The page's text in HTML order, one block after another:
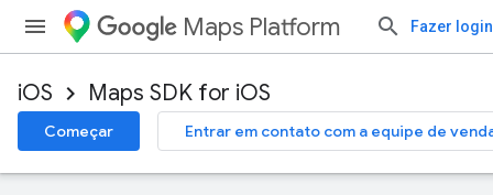
Maps Platform Fazer login
iOS Maps SDK for iOS
Começar Entrar em contato com a equipe de